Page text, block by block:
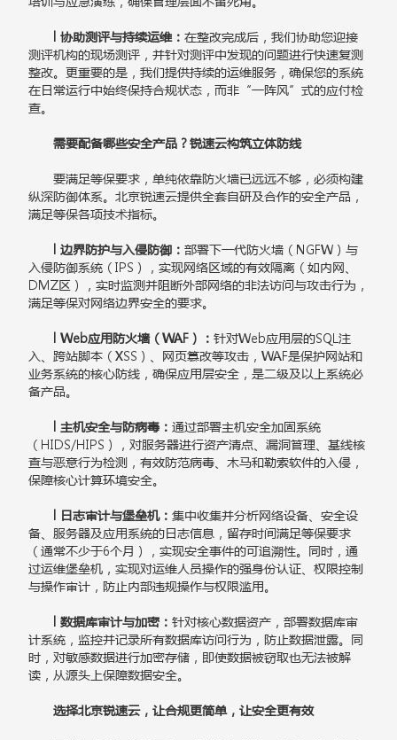
l 协助测评与持续运维： 在整改完成后，我们协助您迎接
测评机构的现场测评，并针对测评中发现的问题进行快速复测
整改。更重要的是，我们提供持续的运维服务，确保您的系统
在日常运行中始终保持合规状态，而非“一阵风”式的应付检
查。
需要配备哪些安全产品？锐速云构筑立体防线
要满足等保要求，单纯依靠防火墙已远远不够，必须构建
纵深防御体系。北京锐速云提供全套自研及合作的安全产品，
满足等保各项技术指标。
l 边界防护与入侵防御： 部署下一代防火墙（NGFW）与
入侵防御系统（IPS），实现网络区域的有效隔离（如内网、
DMZ区），实时监测并阻断外部网络的非法访问与攻击行为，
满足等保对网络边界安全的要求。
l Web应用防火墙（WAF）： 针对Web应用层的SQL注
入、跨站脚本（XSS）、网页篡改等攻击，WAF是保护网站和
业务系统的核心防线，确保应用层安全，是二级及以上系统必
备产品。
l 主机安全与防病毒： 通过部署主机安全加固系统
（HIDS/HIPS），对服务器进行资产清点、漏洞管理、基线核
查与恶意行为检测，有效防范病毒、木马和勒索软件的入侵，
保障核心计算环境安全。
l 日志审计与堡垒机： 集中收集并分析网络设备、安全设
备、服务器及应用系统的日志信息，留存时间满足等保要求
（通常不少于6个月），实现安全事件的可追溯性。同时，通
过运维堡垒机，实现对运维人员操作的强身份认证、权限控制
与操作审计，防止内部违规操作与权限滥用。
l 数据库审计与加密： 针对核心数据资产，部署数据库审
计系统，监控并记录所有数据库访问行为，防止数据泄露。同
时，对敏感数据进行加密存储，即使数据被窃取也无法被解
读，从源头上保障数据安全。
选择北京锐速云，让合规更简单，让安全更有效